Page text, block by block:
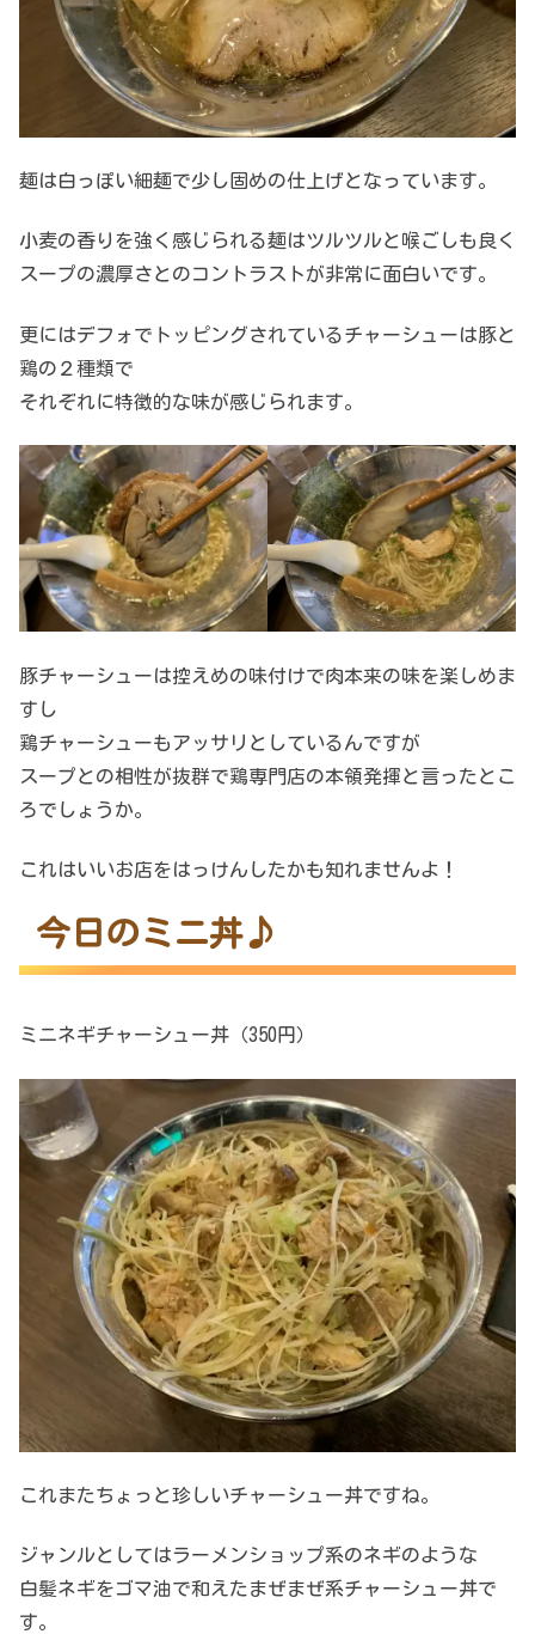
麺は白っぽい細麺で少し固めの仕上げとなっています。
小麦の香りを強く感じられる麺はツルツルと喉ごしも良く
スープの濃厚さとのコントラストが非常に面白いです。
更にはデフォでトッピングされているチャーシューは豚と
鶏の２種類で
それぞれに特徴的な味が感じられます。
豚チャーシューは控えめの味付けで肉本来の味を楽しめま
すし
鶏チャーシューもアッサリとしているんですが
スープとの相性が抜群で鶏専門店の本領発揮と言ったとこ
ろでしょうか。
これはいいお店をはっけんしたかも知れませんよ！
今日のミニ丼♪
ミニネギチャーシュー丼（350円）
これまたちょっと珍しいチャーシュー丼ですね。
ジャンルとしてはラーメンショップ系のネギのような
白髪ネギをゴマ油で和えたまぜまぜ系チャーシュー丼で
す。